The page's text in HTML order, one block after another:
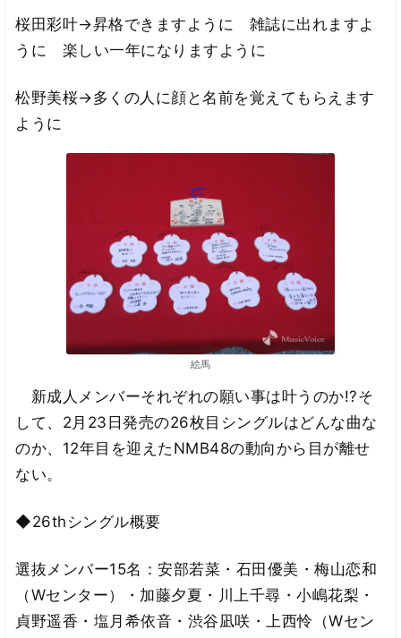
桜田彩叶→昇格できますように 雑誌に出れますよ
うに 楽しい一年になりますように
松野美桜→多くの人に顔と名前を覚えてもらえます
ように
絵馬
新成人メンバーそれぞれの願い事は叶うのか!?そ
して、2月23日発売の26枚目シングルはどんな曲な
のか、12年目を迎えたNMB48の動向から目が離せ
ない。
◆26thシングル概要
選抜メンバー15名：安部若菜・石田優美・梅山恋和
（Wセンター）・加藤夕夏・川上千尋・小嶋花梨・
貞野遥香・塩月希依音・渋谷凪咲・上西怜（Wセン